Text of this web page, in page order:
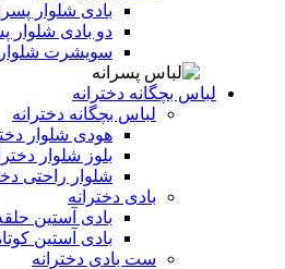
بادی شلوار
دو بادی شلوار
سویشرت شلوار
لباس بچگانه دخترانه
لباس بچگانه دخترانه
هودی شلوار
بلوز شلوار
شلوار راحتی
بادی دخترانه
بادی آستین
بادی آستین
ست بادی دخترانه